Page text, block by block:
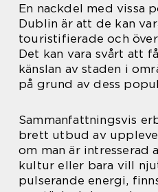
En nackdel med vissa
Dublin är att de kan
touristifierade och
Det kan vara svårt att
känslan av staden i
på grund av dess
Sammanfattningsvis
brett utbud av
om man är intresserad
kultur eller bara vill
pulserande energi,